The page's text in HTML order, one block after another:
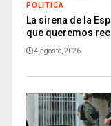
POLITICA
La sirena de la
que queremos
4 agosto, 2026